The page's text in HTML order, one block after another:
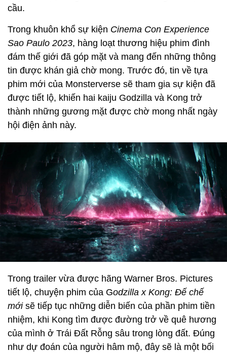
cầu.
Trong khuôn khổ sự kiện Cinema Con Experience
Sao Paulo 2023, hàng loạt thương hiệu phim đình
đám thế giới đã góp mặt và mang đến những thông
tin được khán giả chờ mong. Trước đó, tin về tựa
phim mới của Monsterverse sẽ tham gia sự kiện đã
được tiết lộ, khiến hai kaiju Godzilla và Kong trở
thành những gương mặt được chờ mong nhất ngày
hội điện ảnh này.
Trong trailer vừa được hãng Warner Bros. Pictures
tiết lộ, chuyện phim của Godzilla x Kong: Đế chế
mới sẽ tiếp tục những diễn biến của phần phim tiền
nhiệm, khi Kong tìm được đường trở về quê hương
của mình ở Trái Đất Rỗng sâu trong lòng đất. Đúng
như dự đoán của người hâm mộ, đây sẽ là một bối